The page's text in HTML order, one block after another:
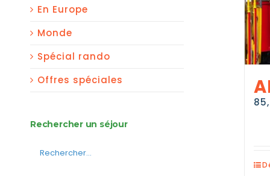
En Europe
Monde
Spécial rando
Offres spéciales
Rechercher un séjour